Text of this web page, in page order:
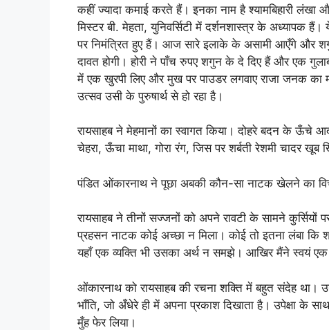
कहीं ज्यादा कमाई करते हैं। इनका नाम है श्यामबिहारी
मिस्टर बी. मेहता, युनिवर्सिटी में दर्शनशास्त्र के अध्यापक
पर निमंत्रित हुए हैं। आज सारे इलाके के असामी आएँगे और
दावत होगी। होरी ने पाँच रुपए शगुन के दे दिए हैं और एक
में एक खुरपी लिए और मुख पर पाउडर लगवाए राजा जनक का
उत्सव उसी के पुरुषार्थ से हो रहा है।
रायसाहब ने मेहमानों का स्वागत किया। दोहरे बदन के ऊँचे
चेहरा, ऊँचा माथा, गोरा रंग, जिस पर शर्बती रेशमी चादर खूब
पंडित ओंकारनाथ ने पूछा अबकी कौन-सा नाटक खेलने का
रायसाहब ने तीनों सज्जनों को अपने रावटी के सामने
प्रहसन नाटक कोई अच्छा न मिला। कोई तो इतना लंबा कि
यहाँ एक व्यक्ति भी उसका अर्थ न समझे। आखिर मैंने स्वयं एक
ओंकारनाथ को रायसाहब की रचना शक्ति में बहुत संदेह था।
भाँति, जो अँधेरे ही में अपना प्रकाश दिखाता है। उपेक्षा के
मुँह फेर लिया।